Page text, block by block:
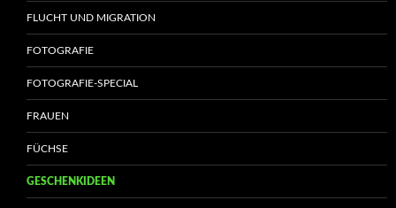
FLUCHT UND MIGRATION
FOTOGRAFIE
FOTOGRAFIE-SPECIAL
FRAUEN
FÜCHSE
GESCHENKIDEEN